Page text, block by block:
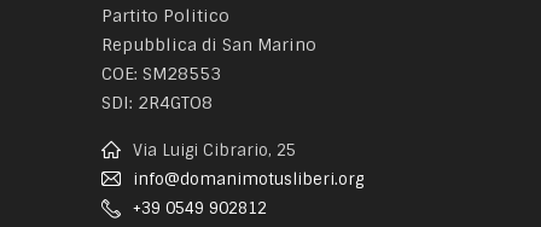
Partito Politico
Repubblica di San Marino
COE: SM28553
SDI: 2R4GTO8
Via Luigi Cibrario, 25
info@domanimotusliberi.org
+39 0549 902812